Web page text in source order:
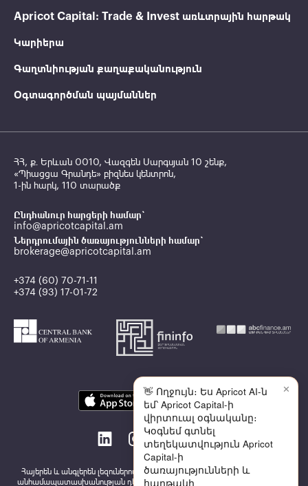
Apricot Capital: Trade & Invest առևտրային հարթակ
Կարիերա
Գաղտնիության քաղաքականություն
Օգտագործման պայմաններ
ՀՀ, ք․ Երևան 0010, Վազգեն Սարգսյան 10 շենք,
«Պիացցա Գրանդե» բիզնես կենտրոն,
1-ին հարկ, 110 տարածք
Ընդհանուր հարցերի համար`
info@apricotcapital.am
Ներդրումային ծառայությունների համար`
brokerage@apricotcapital.am
+374 (60) 70-71-11
+374 (93) 17-01-72
Հայերեն և անգլերեն լեզուներով հրապարակված տեղեկատվության միջև
անհամապատասխանության դեպքում անհրաժեշտ է ղեկավարվել հայերեն
✕
👋 Ողջույն։ Ես Apricot AI-ն
եմ՝ Apricot Capital-ի
վիրտուալ օգնականը։
Կօգնեմ գտնել
տեղեկատվություն Apricot
Capital-ի
ծառայությունների և
հարթակի